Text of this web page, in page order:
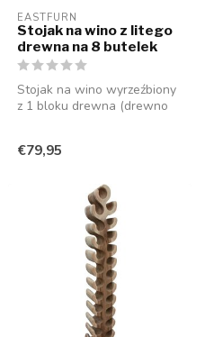
EASTFURN
Stojak na wino z litego
drewna na 8 butelek
Stojak na wino wyrzeźbiony
z 1 bloku drewna (drewno
€79,95